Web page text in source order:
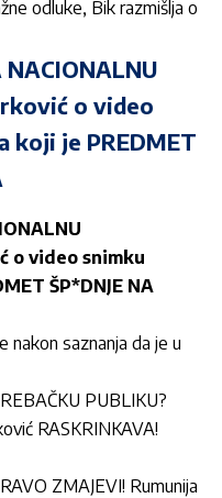
odluke, Bik razmišlja o
NACIONALNU
o video
koji je PREDMET
o video snimku
ŠP*DNJE NA
nakon saznanja da je u
PUBLIKU?
RASKRINKAVA!
ZMAJEVI! Rumunija